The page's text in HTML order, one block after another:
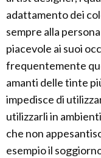
adattamento dei
sempre alla
piacevole ai suoi
frequentemente
amanti delle tinte
impedisce di
utilizzarli in
che non
esempio il